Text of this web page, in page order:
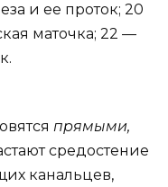
и ее проток; 20
маточка; 22 —
прямыми,
средостение
канальцев,